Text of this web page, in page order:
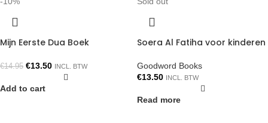
Mijn Eerste Dua Boek
€14.95 €13.50 INCL. BTW
Add to cart
Soera Al Fatiha voor kinderen
Goodword Books
€13.50 INCL. BTW
Read more